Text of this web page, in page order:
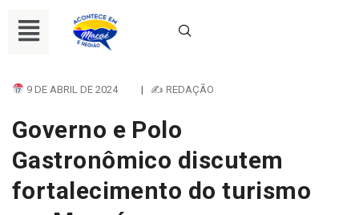
9 DE ABRIL DE 2024 | ✍ REDAÇÃO
Governo e Polo
Gastronômico discutem
fortalecimento do turismo